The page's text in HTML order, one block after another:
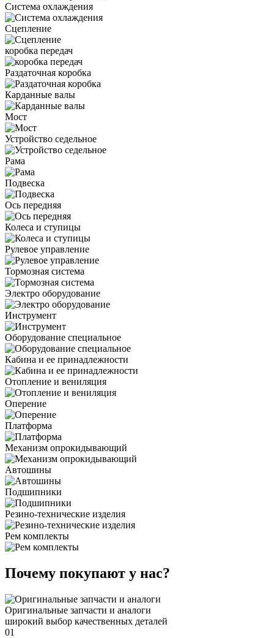
Система охлаждения
Сцепление
коробка передач
Раздаточная коробка
Карданные валы
Мост
Устройство седельное
Рама
Подвеска
Ось передняя
Колеса и ступицы
Рулевое управление
Тормозная система
Электро оборудование
Инструмент
Оборудование специальное
Кабина и ее принадлежности
Отопление и вениляция
Оперение
Платформа
Механизм опрокидывающий
Автошины
Подшипники
Резино-технические изделия
Рем комплекты
Почему покупают у нас?
Оригинальные запчасти и аналоги
широкий выбор качественных деталей
01